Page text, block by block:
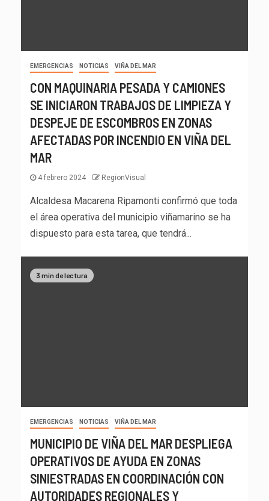
EMERGENCIAS NOTICIAS VIÑA DEL MAR
CON MAQUINARIA PESADA Y CAMIONES
SE INICIARON TRABAJOS DE LIMPIEZA Y
DESPEJE DE ESCOMBROS EN ZONAS
AFECTADAS POR INCENDIO EN VIÑA DEL
MAR
4 febrero 2024 RegionVisual
Alcaldesa Macarena Ripamonti confirmó que toda
el área operativa del municipio viñamarino se ha
dispuesto para esta tarea, que tendrá...
3 min de lectura
EMERGENCIAS NOTICIAS VIÑA DEL MAR
MUNICIPIO DE VIÑA DEL MAR DESPLIEGA
OPERATIVOS DE AYUDA EN ZONAS
SINIESTRADAS EN COORDINACIÓN CON
AUTORIDADES REGIONALES Y